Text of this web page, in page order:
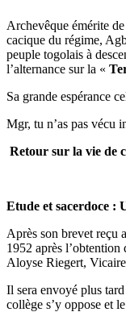
Archevêque émérite
cacique du régime,
peuple togolais à
l’alternance sur la «
Sa grande espérance
Mgr, tu n’as pas vécu
Retour sur la vie de
Etude et sacerdoce :
Après son brevet reçu
1952 après
Aloyse Riegert,
Il sera envoyé plus
collège s’y oppose et